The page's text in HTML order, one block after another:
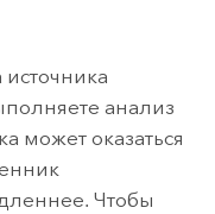
источника
анализ
может оказаться
Чтобы